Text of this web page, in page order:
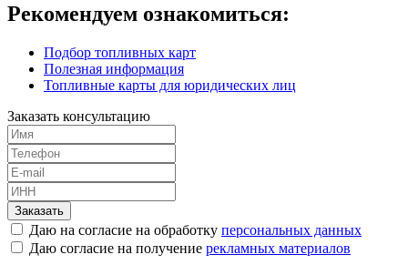
Рекомендуем ознакомиться:
Подбор топливных карт
Полезная информация
Топливные карты для юридических лиц
Заказать консультацию
Заказать
Даю на согласие на обработку персональных данных
Даю согласие на получение рекламных материалов